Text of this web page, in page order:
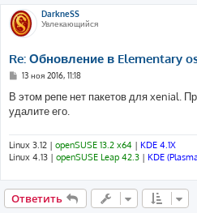
DarkneSS
Увлекающийся
Re: Обновление в Elementary
С
о
б
щ
н
и
13 ноя 2016, 11:18
В этом репе нет пакетов для xenial.
удалите его.
Linux 3.12 | openSUSE 13.2 x64 | KDE 4.1X
Linux 4.13 | openSUSE Leap 42.3 | KDE
Ответить